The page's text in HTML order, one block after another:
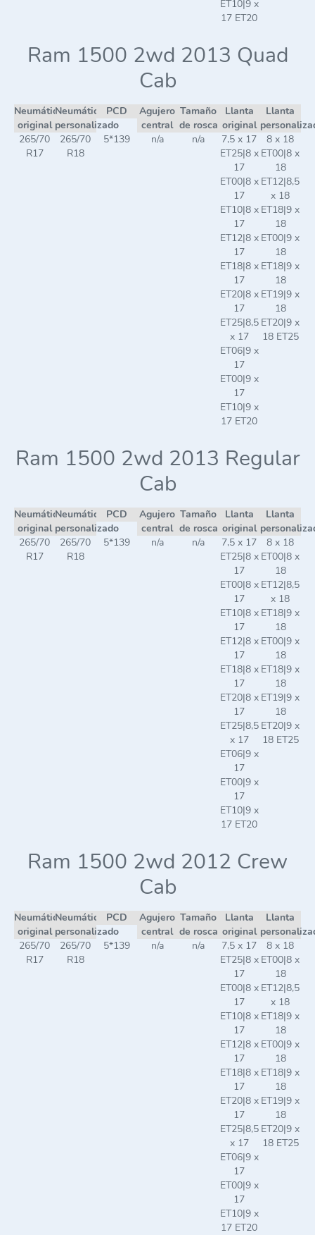
ET10|9 x
17 ET20
Ram 1500 2wd 2013 Quad
Cab
Neumático
original
Neumático
personalizado
PCD
Agujero
central
Tamaño
de rosca
Llanta
original
Llanta
265/70
R17
265/70
R18
5*139 n/a n/a
7,5 x 17
ET25|8 x
17
ET00|8 x
17
ET10|8 x
17
ET12|8 x
17
ET18|8 x
17
ET20|8 x
17
ET25|8,5
x 17
ET06|9 x
17
ET00|9 x
17
ET10|9 x
17 ET20
8 x 18
ET00|8 x
18
ET12|8,5
x 18
ET18|9 x
18
ET00|9 x
18
ET18|9 x
18
ET19|9 x
18
ET20|9 x
18 ET25
Ram 1500 2wd 2013 Regular
Cab
Neumático
original
Neumático
personalizado
PCD
Agujero
central
Tamaño
de rosca
Llanta
original
Llanta
265/70
R17
265/70
R18
5*139 n/a n/a
7,5 x 17
ET25|8 x
17
ET00|8 x
17
ET10|8 x
17
ET12|8 x
17
ET18|8 x
17
ET20|8 x
17
ET25|8,5
x 17
ET06|9 x
17
ET00|9 x
17
ET10|9 x
17 ET20
8 x 18
ET00|8 x
18
ET12|8,5
x 18
ET18|9 x
18
ET00|9 x
18
ET18|9 x
18
ET19|9 x
18
ET20|9 x
18 ET25
Ram 1500 2wd 2012 Crew
Cab
Neumático
original
Neumático
personalizado
PCD
Agujero
central
Tamaño
de rosca
Llanta
original
Llanta
265/70
R17
265/70
R18
5*139 n/a n/a
7,5 x 17
ET25|8 x
17
ET00|8 x
17
ET10|8 x
17
ET12|8 x
17
ET18|8 x
17
ET20|8 x
17
ET25|8,5
x 17
ET06|9 x
17
ET00|9 x
17
ET10|9 x
17 ET20
8 x 18
ET00|8 x
18
ET12|8,5
x 18
ET18|9 x
18
ET00|9 x
18
ET18|9 x
18
ET19|9 x
18
ET20|9 x
18 ET25